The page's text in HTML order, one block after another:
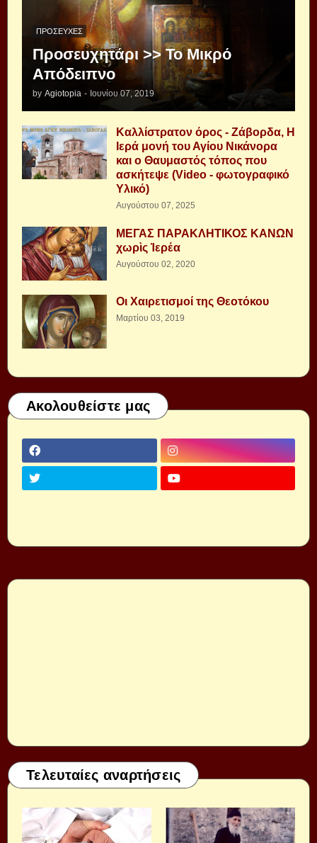
ΠΡΟΣΕΥΧΈΣ
Προσευχητάρι >> Το Μικρό
Απόδειπνο
by Agiotopia - Ιουνίου 07, 2019
Καλλίστρατον όρος - Ζάβορδα, Η
Ιερά μονή του Αγίου Νικάνορα
και ο Θαυμαστός τόπος που
ασκήτεψε (Video - φωτογραφικό
Υλικό)
Αυγούστου 07, 2025
ΜΕΓΑΣ ΠΑΡΑΚΛΗΤΙΚΟΣ ΚΑΝΩΝ
χωρὶς Ἱερέα
Αυγούστου 02, 2020
Οι Χαιρετισμοί της Θεοτόκου
Μαρτίου 03, 2019
Ακολουθείστε μας
Τελευταίες αναρτήσεις